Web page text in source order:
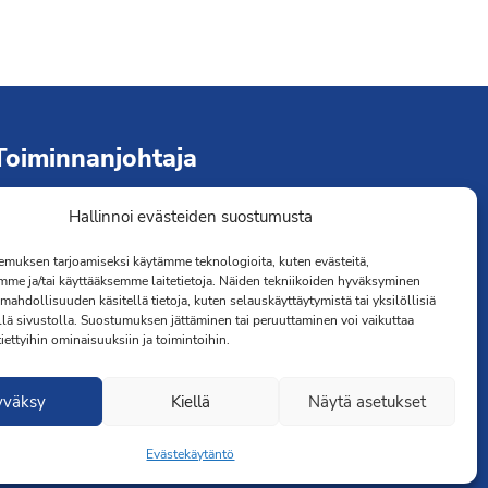
Hallinnoi evästeiden suostumusta
tarjoamiseksi käytämme teknologioita, kuten evästeitä,
ja/tai käyttääksemme laitetietoja. Näiden tekniikoiden hyväksyminen
käsitellä tietoja, kuten selauskäyttäytymistä tai yksilöllisiä
sivustolla. Suostumuksen jättäminen tai peruuttaminen voi vaikuttaa
ominaisuuksiin ja toimintoihin.
Kiellä Näytä asetukset
Evästekäytäntö
Järvinen
501 4176